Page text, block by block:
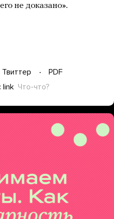
не доказано».
Твиттер
PDF
link Что-что?